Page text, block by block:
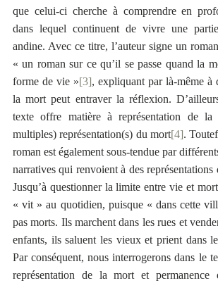
que celui-ci cherche à comprendre en
dans lequel continuent de vivre une
andine. Avec ce titre, l’auteur signe un
« un roman sur ce qu’il se passe quand la
forme de vie »[3], expliquant par là-même à
la mort peut entraver la réflexion.
texte offre matière à représentation de
multiples) représentation(s) du mort[4].
roman est également sous-tendue par
narratives qui renvoient à des représentations
Jusqu’à questionner la limite entre vie et
« vit » au quotidien, puisque « dans cette
pas morts. Ils marchent dans les rues et
enfants, ils saluent les vieux et prient dans
Par conséquent, nous interrogerons dans le
représentation de la mort et